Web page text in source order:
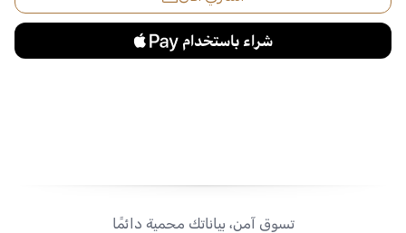
تسوق آمن، بياناتك محمية دائمًا